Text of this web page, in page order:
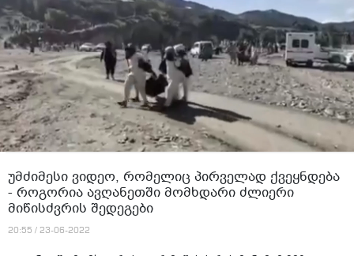
უმძიმესი ვიდეო, რომელიც პირველად ქვეყნდება
- როგორია ავღანეთში მომხდარი ძლიერი
მიწისძვრის შედეგები
20:55 / 23-06-2022